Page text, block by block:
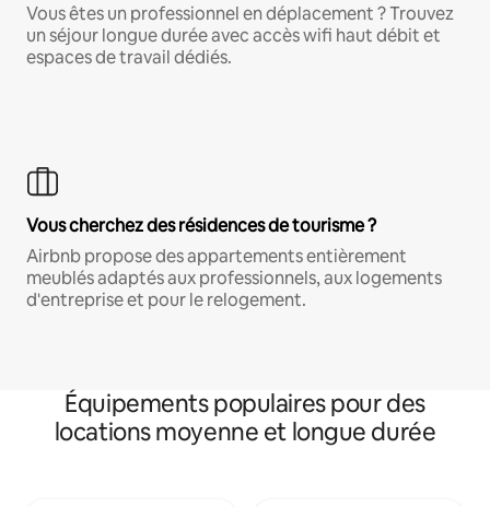
Vous êtes un professionnel en déplacement ? Trouvez
un séjour longue durée avec accès wifi haut débit et
espaces de travail dédiés.
Vous cherchez des résidences de tourisme ?
Airbnb propose des appartements entièrement
meublés adaptés aux professionnels, aux logements
d'entreprise et pour le relogement.
Équipements populaires pour des
locations moyenne et longue durée